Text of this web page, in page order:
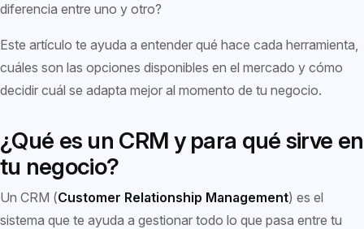
diferencia entre uno y otro?
Este artículo te ayuda a entender qué hace cada herramienta,
cuáles son las opciones disponibles en el mercado y cómo
decidir cuál se adapta mejor al momento de tu negocio.
¿Qué es un CRM y para qué sirve en
tu negocio?
Un CRM (Customer Relationship Management) es el
sistema que te ayuda a gestionar todo lo que pasa entre tu